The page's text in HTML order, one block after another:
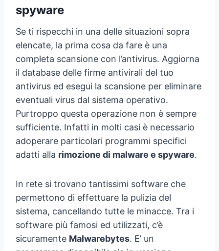
spyware
Se ti rispecchi in una delle situazioni sopra
elencate, la prima cosa da fare è una
completa scansione con l’antivirus. Aggiorna
il database delle firme antivirali del tuo
antivirus ed esegui la scansione per eliminare
eventuali virus dal sistema operativo.
Purtroppo questa operazione non è sempre
sufficiente. Infatti in molti casi è necessario
adoperare particolari programmi specifici
adatti alla rimozione di malware e spyware.
In rete si trovano tantissimi software che
permettono di effettuare la pulizia del
sistema, cancellando tutte le minacce. Tra i
software più famosi ed utilizzati, c’è
sicuramente Malwarebytes. E’ un